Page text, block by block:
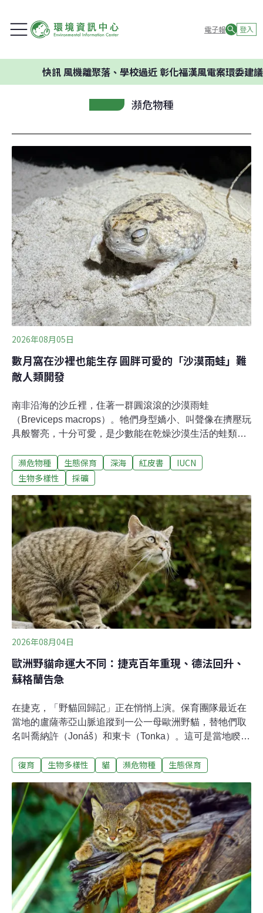
電子報 登入
風機離聚落、學校過近 彰化福漢風電案環委建議不應開發
瀕危物種
2026年08月05日
數月窩在沙裡也能生存 圓胖可愛的「沙漠雨蛙」難
敵人類開發
南非沿海的沙丘裡，住著一群圓滾滾的沙漠雨蛙
（Breviceps macrops）。牠們身型嬌小、叫聲像在擠壓玩
具般響亮，十分可愛，是少數能在乾燥沙漠生活的蛙類。
毒的嚴苛環境，讓牠們演化出奇特的長相。根據世界自然
保育聯盟（IUCN）最新發布的紅皮書，這些珍貴生物正瀕
IUCN定期發布並更新「受脅物種紅皮書」（The Red List
of Threatened Species），是了解動植物與真菌滅絕風險
最全面的資訊。物種依受脅程度列為不同等級，易危
（VU）、瀕危（EN）、極危（CR）都代表生存面臨危
機。
瀕危物種 生態保育 深海 紅皮書
IUCN
生物多樣性
採礦
2026年08月04日
歐洲野貓命運大不同：捷克百年重現、德法回升、
蘇格蘭告急
在捷克，「野貓回歸記」正在悄悄上演。保育團隊最近在
當地的盧薩蒂亞山脈追蹤到一公一母歐洲野貓，替牠們取
名叫喬納許（Jonáš）和東卡（Tonka）。這可是當地睽違
silvestris）的體型跟大型家貓差不多，原本生活在歐洲各
於極危（Critically Endangered, CR）級，主因是人類迫
害、棲地不斷縮小而面臨生存危機。以前人類曾把這些歐
洲野貓視為「有害動物」，牠們因捕食家禽而遭獵殺，也
有人把獵捕牠們當成娛樂。近年來，牠們還會跟家貓雜交
繁殖。歐洲野貓的分布範圍相當分散，整體族群數量缺乏
完善的統計分析。因此，牠們的族群究竟是在慢慢復甦，
還是持續下滑，科學界至今都沒有明確答案。全球30多種
小型野貓都面臨同樣的問題，長期備受忽略，研究資源和
保育經費一直受限。至少捷克還有一絲希望。今
復育 生物多樣性 貓 瀕危物種 生態保育